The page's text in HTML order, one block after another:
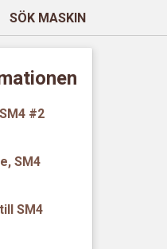
SÖK MASKIN
#2
SM4
SM4